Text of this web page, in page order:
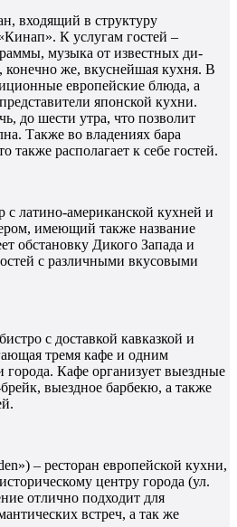
входящий в структуру
К услугам гостей –
музыка от известных ди-
же, вкуснейшая кухня. В
европейские блюда, а
японской кухни.
до шести утра, что позволит
Также во владениях бара
также располагает к себе гостей.
с латино-американской кухней и
имеющий также название
обстановку Дикого Запада и
с различными вкусовыми
с доставкой кавказкой и
тремя кафе и одним
города. Кафе организует выездные
выездное барбекю, а также
– ресторан европейской кухни,
центру города (ул.
отлично подходит для
встреч, а так же